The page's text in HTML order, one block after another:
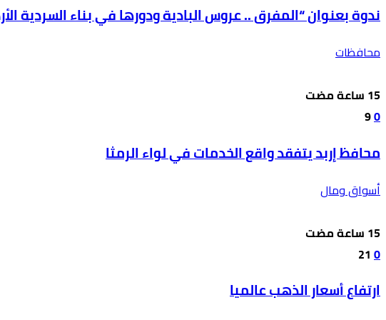
ندوة بعنوان “المفرق .. عروس البادية ودورها في بناء السردية
محافظات
0
9
محافظ إربد يتفقد واقع الخدمات في لواء الرمثا
أسواق ومال
0
21
ارتفاع أسعار الذهب عالميا